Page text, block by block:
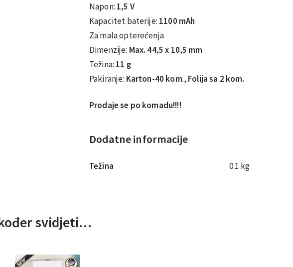
Napon: 1,5 V
Kapacitet baterije: 1100 mAh
Za mala opterećenja
Dimenzije: Max. 44,5 x 10,5 mm
Težina: 11 g
Pakiranje: Karton-40 kom., Folija sa 2 kom.
Prodaje se po komadu!!!!
Dodatne informacije
Težina 0.1 kg
svidjeti…